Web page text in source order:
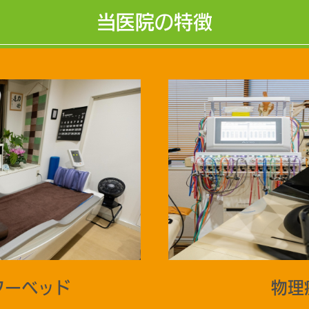
当医院の特徴
ベッド 物理